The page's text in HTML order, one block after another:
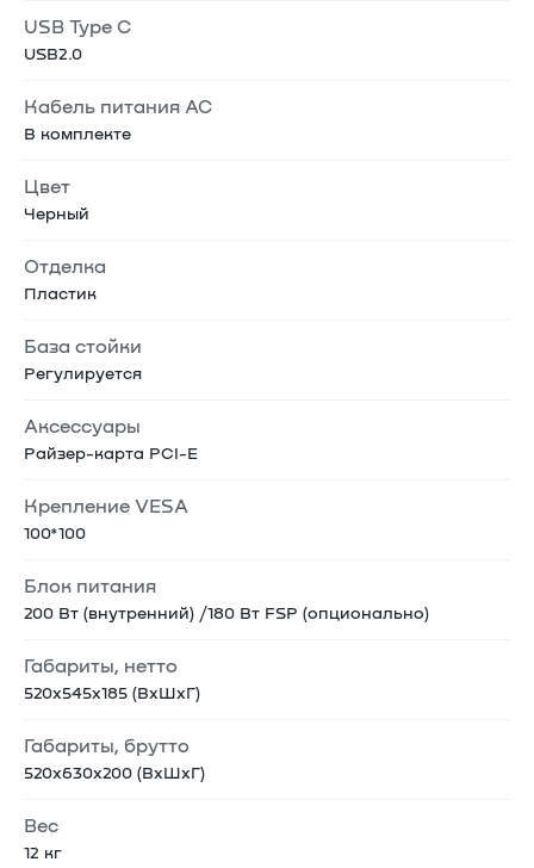
USB Type C
USB2.0
Кабель питания AC
В комплекте
Цвет
Черный
Отделка
Пластик
База стойки
Регулируется
Аксессуары
Райзер-карта PCI-E
Крепление VESA
100*100
Блок питания
200 Вт (внутренний) /180 Вт FSP (опционально)
Габариты, нетто
520х545х185 (ВхШхГ)
Габариты, брутто
520х630х200 (ВхШхГ)
Вес
12 кг